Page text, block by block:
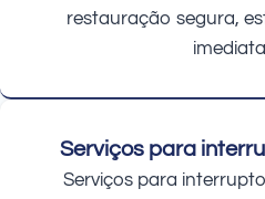
restauração segura,
Serviços para
Serviços para